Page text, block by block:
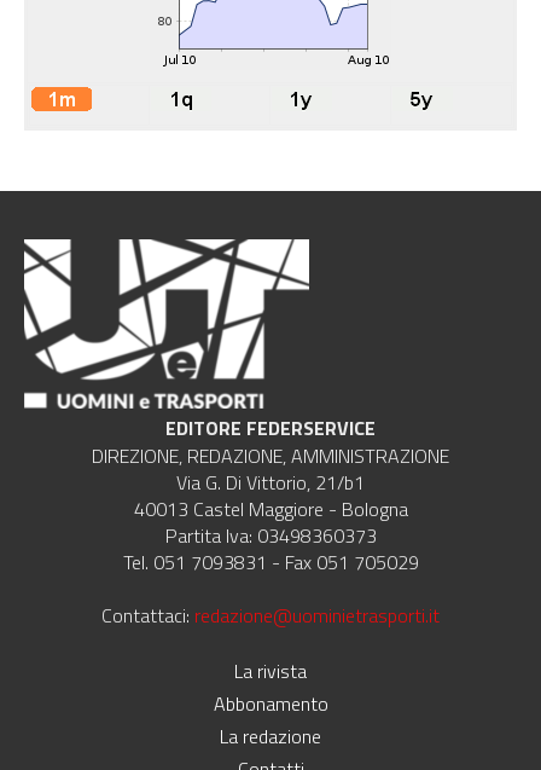
EDITORE FEDERSERVICE
DIREZIONE, REDAZIONE, AMMINISTRAZIONE
Via G. Di Vittorio, 21/b1
40013 Castel Maggiore - Bologna
Partita Iva: 03498360373
Tel. 051 7093831 - Fax 051 705029
Contattaci: redazione@uominietrasporti.it
La rivista
Abbonamento
La redazione